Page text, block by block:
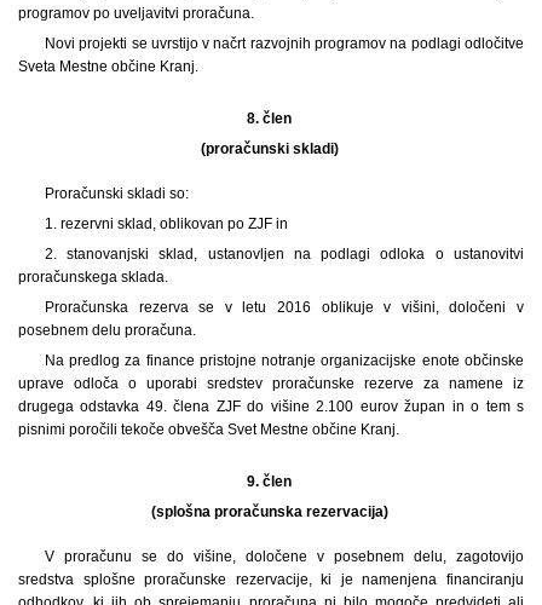
programov po uveljavitvi proračuna.
Novi projekti se uvrstijo v načrt razvojnih programov na podlagi odločitve
Sveta Mestne občine Kranj.
8. člen
(proračunski skladi)
Proračunski skladi so:
1. rezervni sklad, oblikovan po ZJF in
2. stanovanjski sklad, ustanovljen na podlagi odloka o ustanovitvi
proračunskega sklada.
Proračunska rezerva se v letu 2016 oblikuje v višini, določeni v
posebnem delu proračuna.
Na predlog za finance pristojne notranje organizacijske enote občinske
uprave odloča o uporabi sredstev proračunske rezerve za namene iz
drugega odstavka 49. člena ZJF do višine 2.100 eurov župan in o tem s
pisnimi poročili tekoče obvešča Svet Mestne občine Kranj.
9. člen
(splošna proračunska rezervacija)
V proračunu se do višine, določene v posebnem delu, zagotovijo
sredstva splošne proračunske rezervacije, ki je namenjena financiranju